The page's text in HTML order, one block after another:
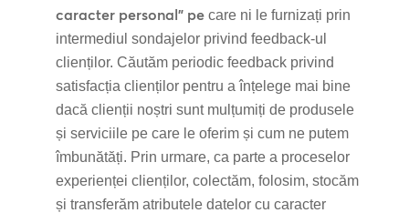
caracter personal” pecare ni le furnizați prin
intermediul sondajelor privind feedback-ul
clienților. Căutăm periodic feedback privind
satisfacția clienților pentru a înțelege mai bine
dacă clienții noștri sunt mulțumiți de produsele
și serviciile pe care le oferim și cum ne putem
îmbunătăți. Prin urmare, ca parte a proceselor
experienței clienților, colectăm, folosim, stocăm
și transferăm atributele datelor cu caracter